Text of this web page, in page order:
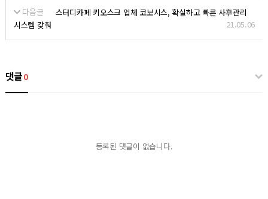
다음글
스터디카페 키오스크 업체 코보시스, 확실하고 빠른 사후관리
시스템 갖춰
21.05.06
댓글0
등록된 댓글이 없습니다.